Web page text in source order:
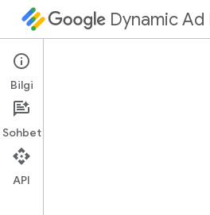
Dynamic
HTML5 için IMA DAI SDK'sı
Rehberler
Bilgi
Sohbet
API